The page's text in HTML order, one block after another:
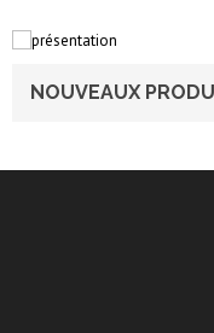
NOUVEAUX